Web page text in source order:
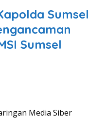
Sumsel
Sumsel
Media Siber